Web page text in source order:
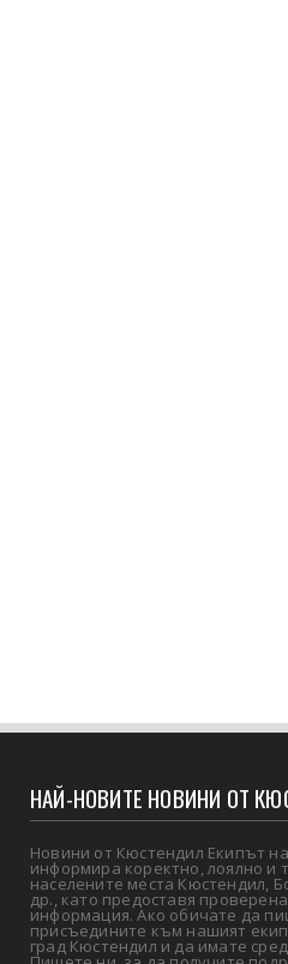
НАЙ-НОВИТЕ НОВИНИ ОТ
Новини от Кюстендил Екипът
информира коректно, лоялно и
населените места Кюстендил,
др., като предоставя
информация. Ако обичате да
присъедините към нашият
град Кюстендил и да имате